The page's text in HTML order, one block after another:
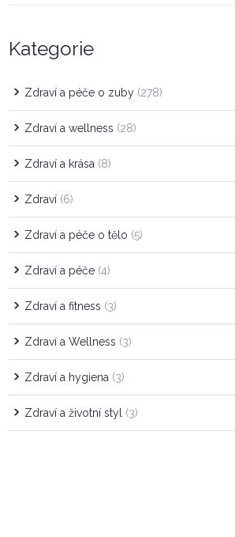
Kategorie
Zdraví a péče o zuby (278)
Zdraví a wellness (28)
Zdraví a krása (8)
Zdraví (6)
Zdraví a péče o tělo (5)
Zdraví a péče (4)
Zdraví a fitness (3)
Zdraví a Wellness (3)
Zdraví a hygiena (3)
Zdraví a životní styl (3)